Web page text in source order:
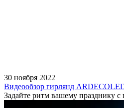
30 ноября 2022
Видеообзор гирлянд
Задайте ритм вашему празднику с